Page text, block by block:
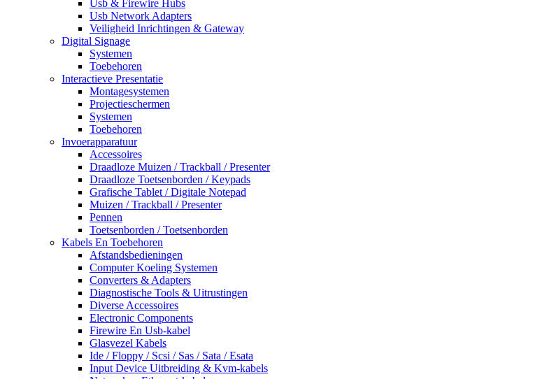
Usb & Firewire Hubs
Usb Network Adapters
Veiligheid Inrichtingen & Gateway
Digital Signage
Systemen
Toebehoren
Interactieve Presentatie
Montagesystemen
Projectieschermen
Systemen
Toebehoren
Invoerapparatuur
Accessoires
Draadloze Muizen / Trackball / Presenter
Draadloze Toetsenborden / Keypads
Grafische Tablet / Digitale Notepad
Muizen / Trackball / Presenter
Pennen
Toetsenborden / Toetsenborden
Kabels En Toebehoren
Afstandsbedieningen
Computer Koeling Systemen
Converters & Adapters
Diagnostische Tools & Uitrustingen
Diverse Accessoires
Electronic Components
Firewire En Usb-kabel
Glasvezel Kabels
Ide / Floppy / Scsi / Sas / Sata / Esata
Input Device Uitbreiding & Kvm-kabels